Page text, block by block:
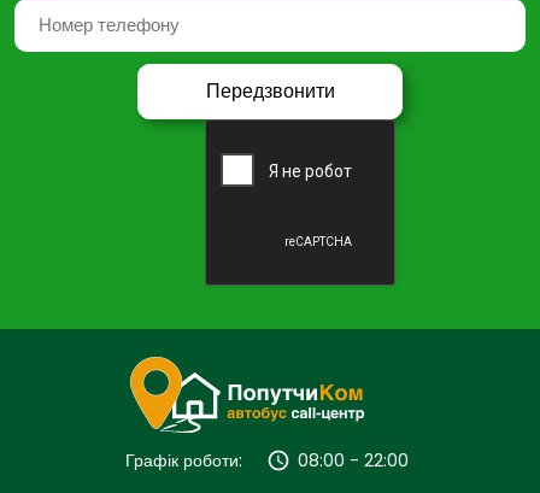
Графік роботи: 08:00 - 22:00